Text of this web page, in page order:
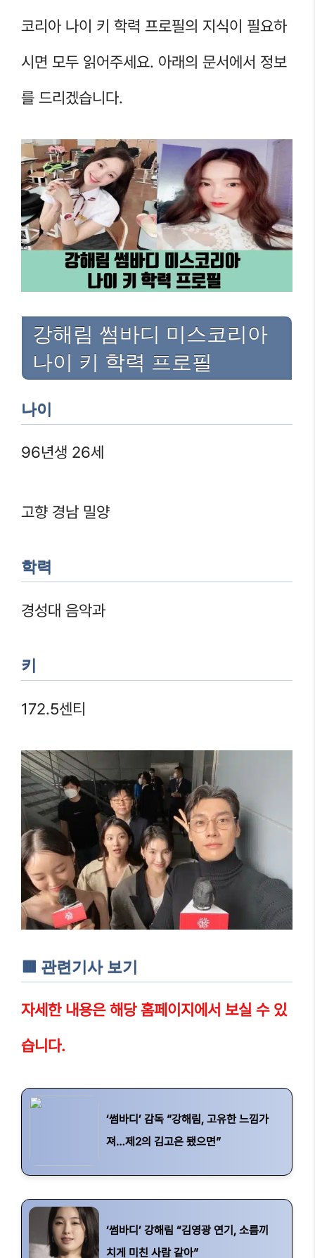
코리아 나이 키 학력 프로필의 지식이 필요하
시면 모두 읽어주세요. 아래의 문서에서 정보
를 드리겠습니다.
강해림 썸바디 미스코리아
나이 키 학력 프로필
나이
96년생 26세
고향 경남 밀양
학력
경성대 음악과
키
172.5센티
🟥 관련기사 보기
자세한 내용은 해당 홈페이지에서 보실 수 있
습니다.
‘썸바디’ 감독 ”강해림, 고유한 느낌가
져…제2의 김고은 됐으면”
‘썸바디’ 강해림 “김영광 연기, 소름끼
치게 미친 사람 같아”